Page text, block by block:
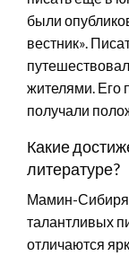
были
вестник».
жителями. Его
получали
Какие
литературе?
Мамин-
талантливых
отличаются